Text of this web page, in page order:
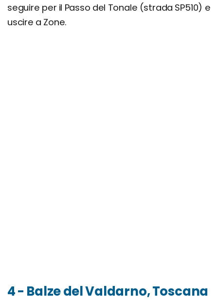
seguire per il Passo del Tonale (strada SP510) e
uscire a Zone.
4 - Balze del Valdarno, Toscana